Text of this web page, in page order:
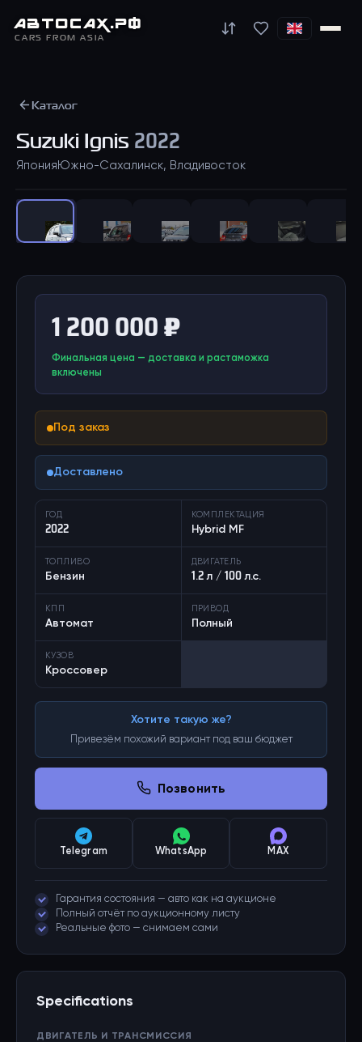
АВТОСАХ.РФ
CARS FROM ASIA
Каталог
Suzuki Ignis 2022
Япония Южно-Сахалинск, Владивосток
1 200 000 ₽
Финальная цена — доставка и растаможка
включены
Под заказ
Доставлено
ГОД
2022
КОМПЛЕКТАЦИЯ
Hybrid MF
ТОПЛИВО
Бензин
ДВИГАТЕЛЬ
1.2 л / 100 л.с.
КПП
Автомат
ПРИВОД
Полный
КУЗОВ
Кроссовер
Хотите такую же?
Привезём похожий вариант под ваш бюджет
Позвонить
Telegram WhatsApp MAX
Гарантия состояния — авто как на аукционе
Полный отчёт по аукционному листу
Реальные фото — снимаем сами
Specifications
ДВИГАТЕЛЬ И ТРАНСМИССИЯ